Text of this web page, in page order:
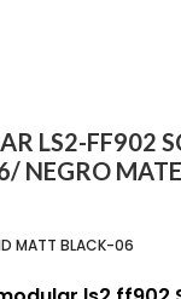
LS2-FF902
NEGRO MATE
MATT BLACK-06